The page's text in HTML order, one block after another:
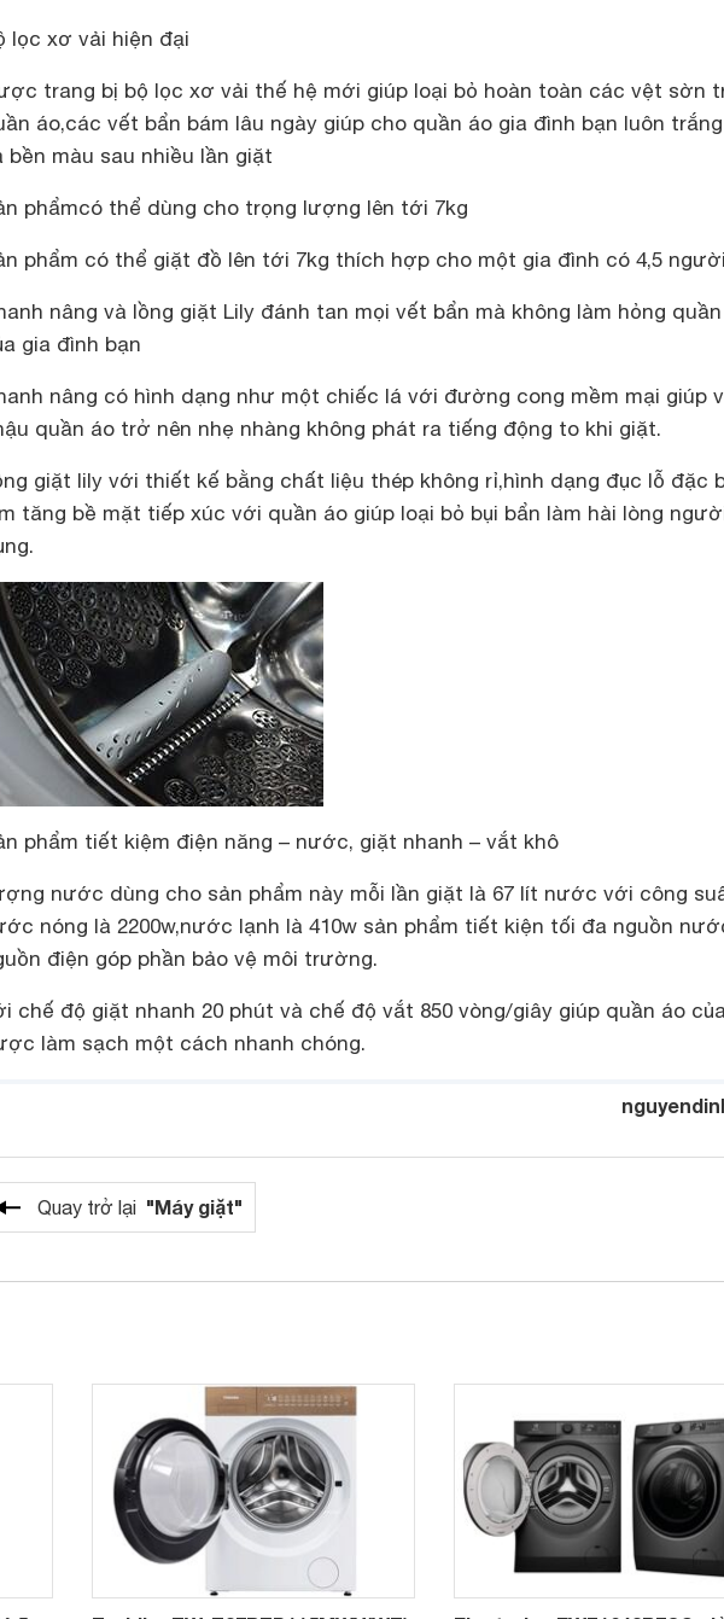
lọc xơ vải hiện đại
trang bị bộ lọc xơ vải thế hệ mới giúp loại bỏ hoàn toàn các vệt sờn
áo,các vết bẩn bám lâu ngày giúp cho quần áo gia đình bạn luôn
bền màu sau nhiều lần giặt
phẩmcó thể dùng cho trọng lượng lên tới 7kg
phẩm có thể giặt đồ lên tới 7kg thích hợp cho một gia đình có 4,5 người
nâng và lồng giặt Lily đánh tan mọi vết bẩn mà không làm hỏng
gia đình bạn
nâng có hình dạng như một chiếc lá với đường cong mềm mại giúp
quần áo trở nên nhẹ nhàng không phát ra tiếng động to khi giặt.
giặt lily với thiết kế bằng chất liệu thép không rỉ,hình dạng đục lỗ đặc
tăng bề mặt tiếp xúc với quần áo giúp loại bỏ bụi bẩn làm hài lòng
phẩm tiết kiệm điện năng – nước, giặt nhanh – vắt khô
nước dùng cho sản phẩm này mỗi lần giặt là 67 lít nước với công
nóng là 2200w,nước lạnh là 410w sản phẩm tiết kiện tối đa nguồn
điện góp phần bảo vệ môi trường.
chế độ giặt nhanh 20 phút và chế độ vắt 850 vòng/giây giúp quần áo
làm sạch một cách nhanh chóng.
Quay trở lại "Máy giặt"